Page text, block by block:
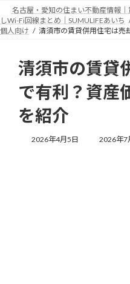
ン
テ
ビ
ゲ
名古屋・愛知の住まい不動産情報
しWi-Fi回線まとめ｜SUMULIFEあいち
個人向け
清須市の賃貸併用住宅は売
清須市の賃貸
で有利？資産
を紹介
2026年4月5日
最
2026年7